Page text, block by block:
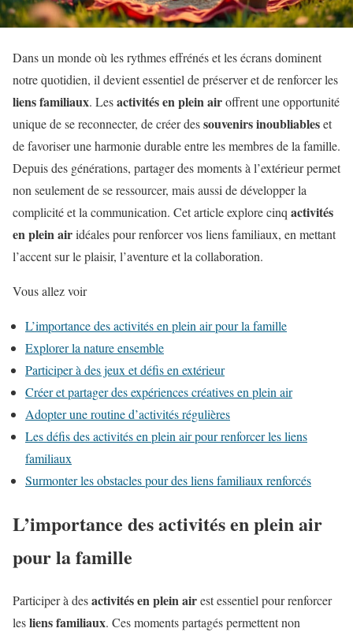
Dans un monde où les rythmes effrénés et les écrans dominent
notre quotidien, il devient essentiel de préserver et de renforcer les
liens familiaux. Lesactivités en plein airoffrent une opportunité
unique de se reconnecter, de créer dessouvenirs inoubliableset
de favoriser une harmonie durable entre les membres de la famille.
Depuis des générations, partager des moments à l’extérieur permet
non seulement de se ressourcer, mais aussi de développer la
complicité et la communication. Cet article explore cinq activités
en plein airidéales pour renforcer vos liens familiaux, en mettant
l’accent sur le plaisir, l’aventure et la collaboration.
Vous allez voir
L’importance des activités en plein air pour la famille
Explorer la nature ensemble
Participer à des jeux et défis en extérieur
Créer et partager des expériences créatives en plein air
Adopter une routine d’activités régulières
Les défis des activités en plein air pour renforcer les liens
familiaux
Surmonter les obstacles pour des liens familiaux renforcés
L’importance des activités en plein air
pour la famille
Participer à desactivités en plein airest essentiel pour renforcer
lesliens familiaux. Ces moments partagés permettent non